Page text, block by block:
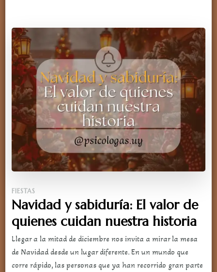
FIESTAS
Navidad y sabiduría: El valor de
quienes cuidan nuestra historia
Llegar a la mitad de diciembre nos invita a mirar la mesa
de Navidad desde un lugar diferente. En un mundo que
corre rápido, las personas que ya han recorrido gran parte